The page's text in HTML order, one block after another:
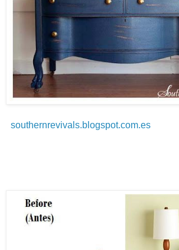
southernrevivals.blogspot.com.es